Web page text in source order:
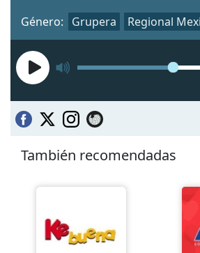
Género: Grupera Regional
También recomendadas